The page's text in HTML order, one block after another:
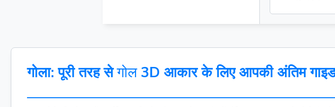
गोला: पूरी तरह सेगोल3D आकार के लिए आपकी अंतिम